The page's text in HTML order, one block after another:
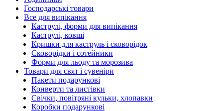
Господарські товари
Все для випікання
Каструлі, форми для випікання
Каструлі, ковші
Кришки для каструль і сковорідок
Сковорідки і сотейники
Форми для льоду та морозива
Товари для свят і сувеніри
Пакети подарункові
Конверти та листівки
Свічки, повітряні кульки, хлопавки
Коробки подарункові